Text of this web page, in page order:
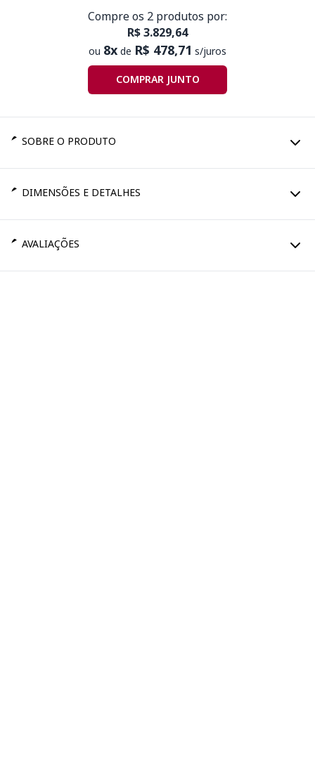
Compre os 2 produtos por:
R$ 3.829,64
ou 8x de R$ 478,71 s/juros
COMPRAR JUNTO
SOBRE O PRODUTO
DIMENSÕES E DETALHES
AVALIAÇÕES